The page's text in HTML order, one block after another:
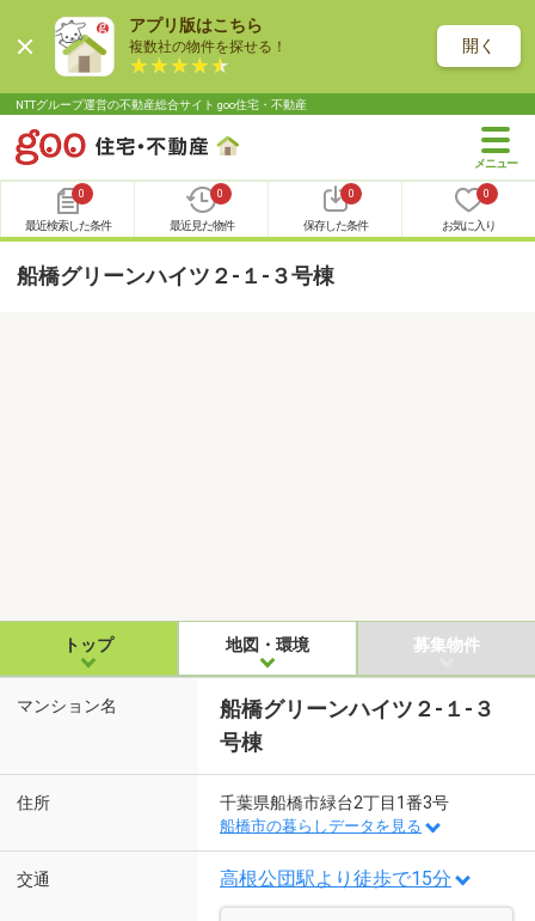
アプリ版はこちら
複数社の物件を探せる！ 開く
NTTグループ運営の不動産総合サイト goo住宅・不動産
0
最近検索した条件
0
最近見た物件
0
保存した条件
0
お気に入り
船橋グリーンハイツ２-１-３号棟
トップ 地図・環境 募集物件
マンション名
船橋グリーンハイツ２-１-３
号棟
住所 千葉県船橋市緑台2丁目1番3号
船橋市の暮らしデータを見る
交通 高根公団駅より徒歩で15分